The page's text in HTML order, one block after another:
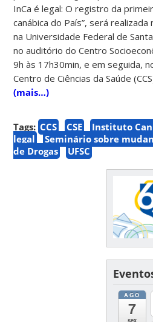
InCa é legal: O registro da
canábica do País”, será realizada
na Universidade Federal de
no auditório do Centro
9h às 17h30min, e em seguida,
Centro de Ciências da Saúde
(mais…)
Tags: CCS CSE Instituto
legal
Seminário sobre
de Drogas
UFSC
AGO
7
sex